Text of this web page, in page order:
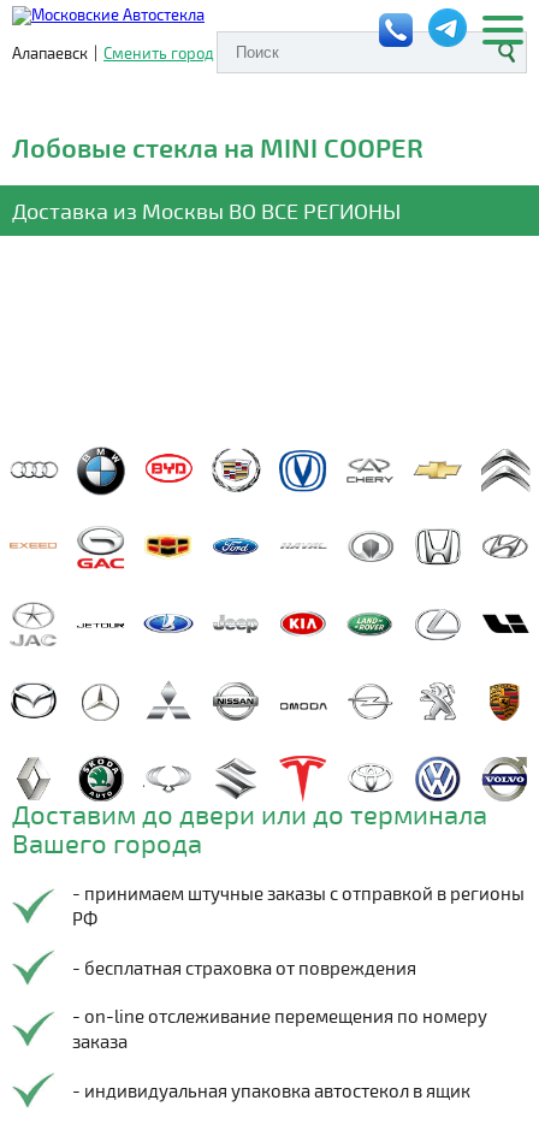
Алапаевск | Сменить город
Лобовые стекла на MINI COOPER
Доставка из Москвы ВО ВСЕ РЕГИОНЫ
Доставим до двери или до терминала
Вашего города
- принимаем штучные заказы с отправкой в регионы
РФ
- бесплатная страховка от повреждения
- on-line отслеживание перемещения по номеру
заказа
- индивидуальная упаковка автостекол в ящик